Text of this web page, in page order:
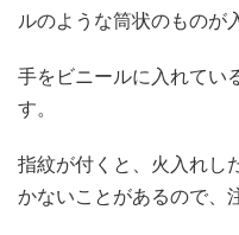
ルのような筒状のものが
手をビニールに入れてい
す。
指紋が付くと、火入れし
かないことがあるので、